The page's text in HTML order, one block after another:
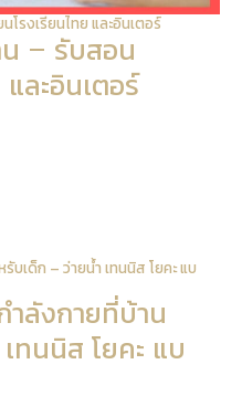
รงเรียนไทย และอินเตอร์
– รับสอน
ละอินเตอร์
เด็ก – ว่ายน้ำ เทนนิส โยคะ แบ
ลังกายที่บ้าน
ทนนิส โยคะ แบ